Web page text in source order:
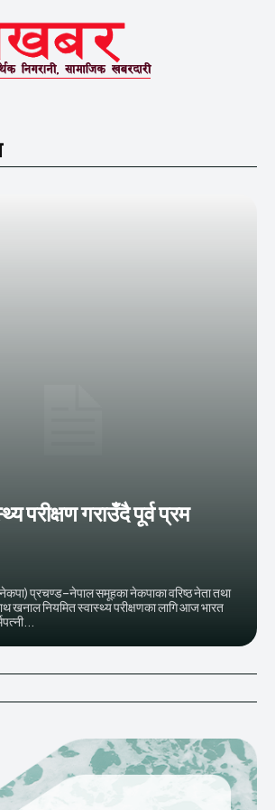
परीक्षण गराउँदै पूर्व प्रम
(नेकपा) प्रचण्ड–नेपाल समूहका नेकपाका वरिष्ठ नेता तथा
खनाल नियमित स्वास्थ्य परीक्षणका लागि आज भारत